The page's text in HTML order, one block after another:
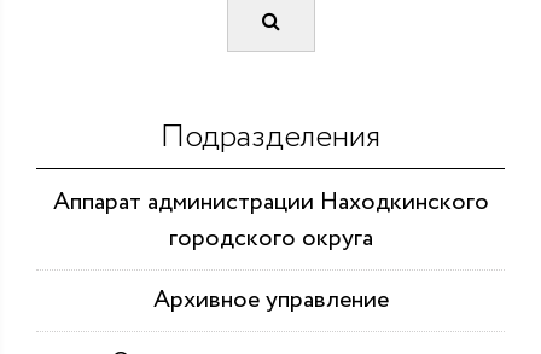
Подразделения
Аппарат администрации Находкинского
городского округа
Архивное управление